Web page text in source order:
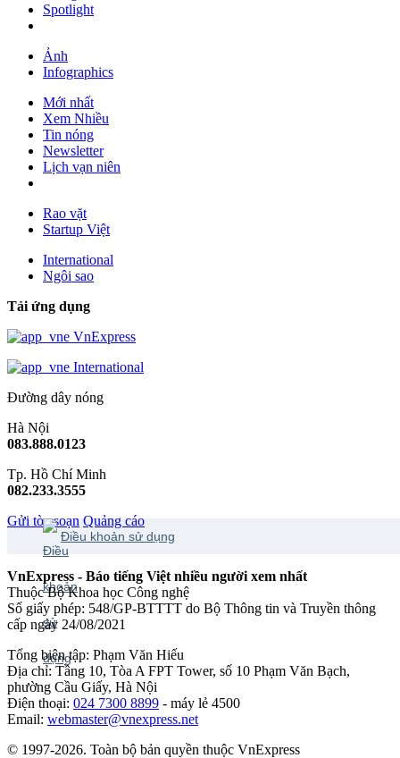
Spotlight
Ảnh
Infographics
Mới nhất
Xem Nhiều
Tin nóng
Newsletter
Lịch vạn niên
Rao vặt
Startup Việt
International
Ngôi sao
Tải ứng dụng
VnExpress
International
Đường dây nóng
Hà Nội
083.888.0123
Tp. Hồ Chí Minh
082.233.3555
Gửi tòa soạn Quảng cáo
Điều khoản sử dụng
VnExpress - Báo tiếng Việt nhiều người xem nhất
Thuộc Bộ Khoa học Công nghệ
Số giấy phép: 548/GP-BTTTT do Bộ Thông tin và Truyền thông
cấp ngày 24/08/2021
Tổng biên tập: Phạm Văn Hiếu
Địa chỉ: Tầng 10, Tòa A FPT Tower, số 10 Phạm Văn Bạch,
phường Cầu Giấy, Hà Nội
Điện thoại: 024 7300 8899 - máy lẻ 4500
Email: webmaster@vnexpress.net
© 1997-2026. Toàn bộ bản quyền thuộc VnExpress